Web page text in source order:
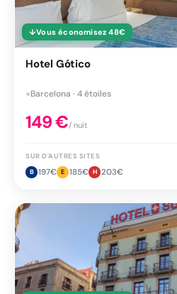
↓Vous économisez 48€
Hotel Gótico
●Barcelona · 4 étoiles
149€/ nuit
SUR D'AUTRES SITES
B 197€ E 185€ H 203€